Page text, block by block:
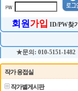
회원가입 ID/PW찾기
★문의: 010-5151-1482
작가 응접실
작가별게시판